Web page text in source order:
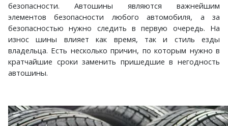
безопасности. Автошины являются важнейшим
элементов безопасности любого автомобиля, а за
безопасностью нужно следить в первую очередь. На
износ шины влияет как время, так и стиль езды
владельца. Есть несколько причин, по которым нужно в
кратчайшие сроки заменить пришедшие в негодность
автошины.